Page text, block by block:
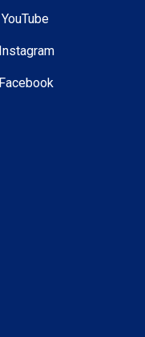
YouTube
Instagram
Facebook